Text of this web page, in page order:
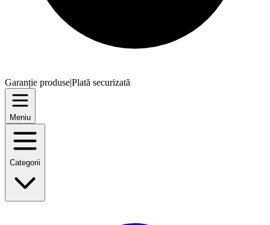
Garanție produse|Plată securizată
Meniu
Categorii